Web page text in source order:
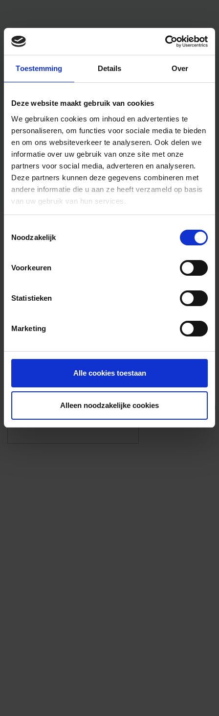
Toestemming Details Over
Deze website maakt gebruik van cookies
We gebruiken cookies om inhoud en advertenties te
personaliseren, om functies voor sociale media te bieden
en om ons websiteverkeer te analyseren. Ook delen we
informatie over uw gebruik van onze site met onze
partners voor social media, adverteren en analyseren.
Deze partners kunnen deze gegevens combineren met
andere informatie die u aan ze heeft verzameld op basis
van uw gebruik van hun services.
Noodzakelijk
Voorkeuren
Statistieken
Marketing
Alle cookies toestaan
Alleen noodzakelijke cookies
Algemene informatie
Foto’s ({{photos.length}})
Eigen foto’s